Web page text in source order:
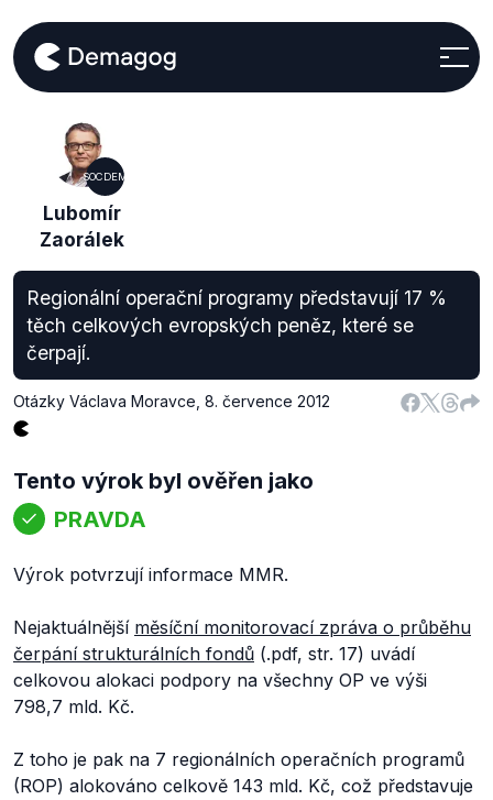
SOCDEM
Lubomír
Zaorálek
Regionální operační programy představují 17 %
těch celkových evropských peněz, které se
čerpají.
Otázky Václava Moravce 8. července 2012
Tento výrok byl ověřen jako
PRAVDA
Výrok potvrzují informace MMR.
Nejaktuálnější měsíční monitorovací zpráva o průběhu
čerpání strukturálních fondů (.pdf, str. 17) uvádí
celkovou alokaci podpory na všechny OP ve výši
798,7 mld. Kč.
Z toho je pak na 7 regionálních operačních programů
(ROP) alokováno celkově 143 mld. Kč, což představuje